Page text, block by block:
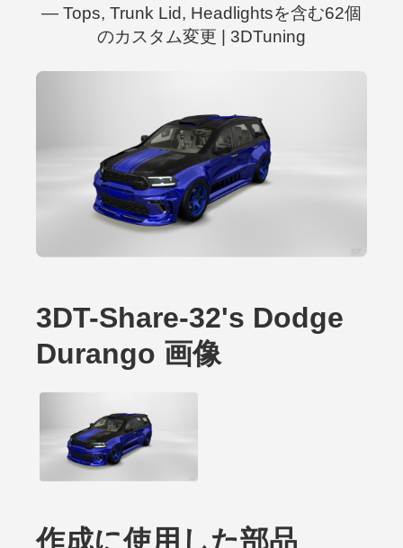
— Tops, Trunk Lid, Headlightsを含む62個
のカスタム変更 | 3DTuning
3DT-Share-32's Dodge
Durango 画像
作成に使用した部品